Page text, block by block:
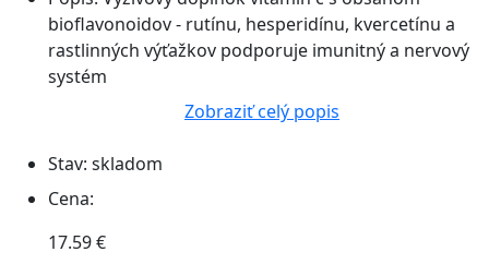
bioflavonoidov - rutínu, hesperidínu, kvercetínu a
rastlinných výťažkov podporuje imunitný a nervový
systém
Zobraziť celý popis
Stav: skladom
Cena:
17.59 €